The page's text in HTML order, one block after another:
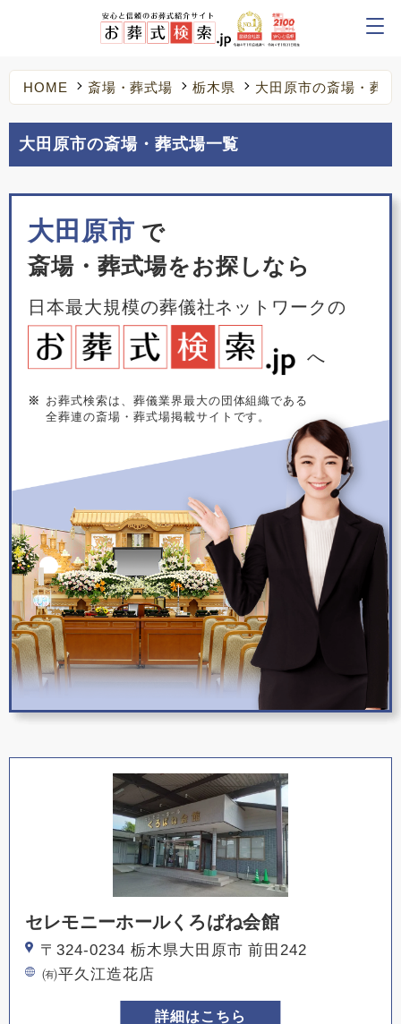
HOME 斎場・葬式場 栃木県 大田原市の斎場・葬式
大田原市の斎場・葬式場一覧
大田原市 で
斎場・葬式場をお探しなら
日本最大規模の葬儀社ネットワークの
へ
※
お葬式検索は、葬儀業界最大の団体組織である
全葬連の斎場・葬式場掲載サイトです。
セレモニーホールくろばね会館
〒324-0234 栃木県大田原市 前田242
㈲平久江造花店
詳細はこちら